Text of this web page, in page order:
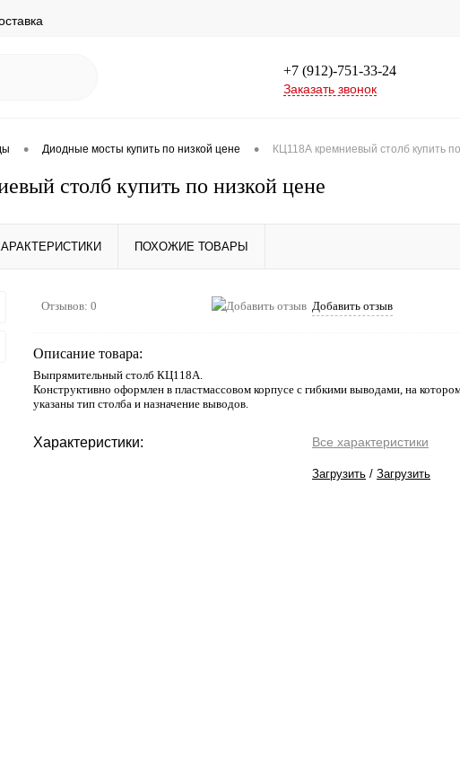
+7 (912)-751-33-24
Заказать звонок
• Диодные мосты купить по низкой цене • КЦ118А кремниевый столб купить
столб купить по низкой цене
ПОХОЖИЕ ТОВАРЫ
Отзывов: 0 Добавить отзыв
Описание товара:
Выпрямительный столб КЦ118А.
Конструктивно оформлен в пластмассовом корпусе с гибкими выводами, на
указаны тип столба и назначение выводов.
Характеристики: Все характеристики
Загрузить / Загрузить